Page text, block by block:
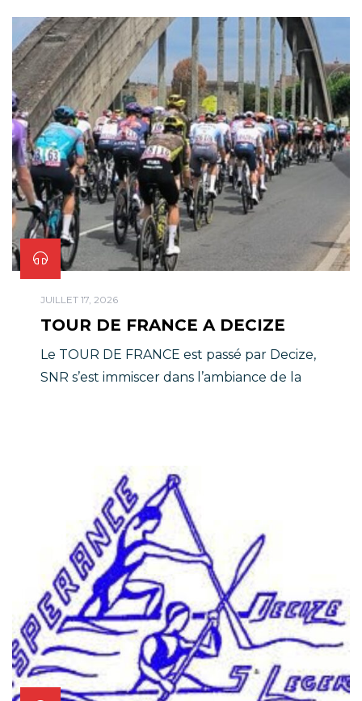
JUILLET 17, 2026
TOUR DE FRANCE A DECIZE
Le TOUR DE FRANCE est passé par Decize,
SNR s’est immiscer dans l’ambiance de la